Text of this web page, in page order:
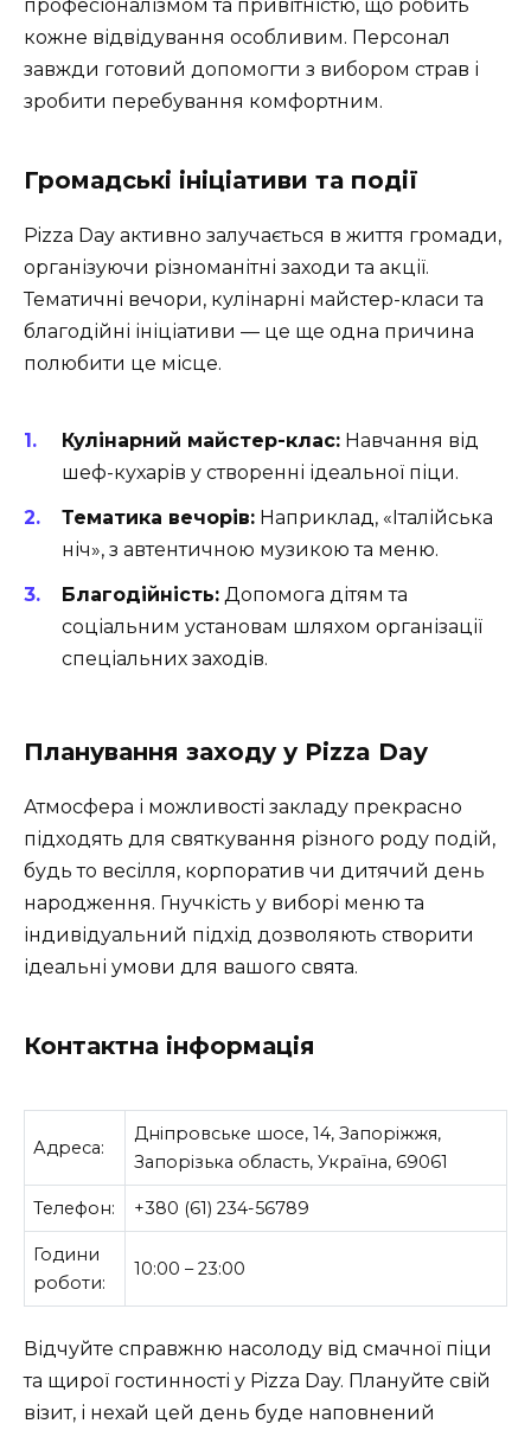
професіоналізмом та привітністю, що робить
кожне відвідування особливим. Персонал
завжди готовий допомогти з вибором страв і
зробити перебування комфортним.
Громадські ініціативи та події
Pizza Day активно залучається в життя громади,
організуючи різноманітні заходи та акції.
Тематичні вечори, кулінарні майстер-класи та
благодійні ініціативи — це ще одна причина
полюбити це місце.
Кулінарний майстер-клас: Навчання від
шеф-кухарів у створенні ідеальної піци.
Тематика вечорів: Наприклад, «Італійська
ніч», з автентичною музикою та меню.
Благодійність: Допомога дітям та
соціальним установам шляхом організації
спеціальних заходів.
Планування заходу у Pizza Day
Атмосфера і можливості закладу прекрасно
підходять для святкування різного роду подій,
будь то весілля, корпоратив чи дитячий день
народження. Гнучкість у виборі меню та
індивідуальний підхід дозволяють створити
ідеальні умови для вашого свята.
Контактна інформація
Адреса:
Дніпровське шосе, 14, Запоріжжя,
Запорізька область, Україна, 69061
Телефон: +380 (61) 234-56789
Години
роботи:
10:00 – 23:00
Відчуйте справжню насолоду від смачної піци
та щирої гостинності у Pizza Day. Плануйте свій
візит, і нехай цей день буде наповнений